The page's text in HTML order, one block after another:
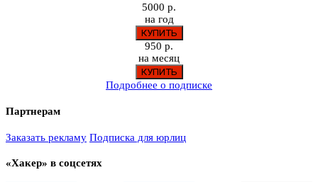
5000 р.
на год
950 р.
на месяц
Подробнее о подписке
Партнерам
Заказать рекламу Подписка для юрлиц
«Хакер» в соцсетях